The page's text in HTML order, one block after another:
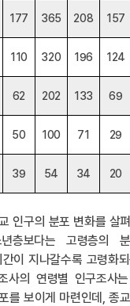
177 365 208 157
110 320 196 124
62 202 133 69
50 100 71 29
39 54 34 20
인구의 분포 변화를 살
층보다는 고령층의
이 지나갈수록 고령화
사의 연령별 인구조사
를 보이게 마련인데, 종